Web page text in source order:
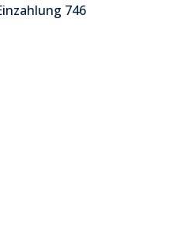
746